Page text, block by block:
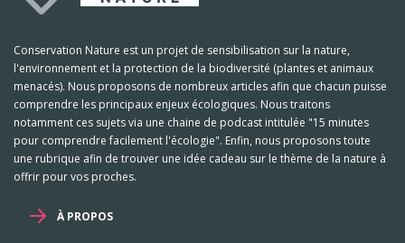
Conservation Nature est un projet de sensibilisation sur la nature,
l'environnement et la protection de la biodiversité (plantes et animaux
menacés). Nous proposons de nombreux articles afin que chacun puisse
comprendre les principaux enjeux écologiques. Nous traitons
notamment ces sujets via une chaine de podcast intitulée "15 minutes
pour comprendre facilement l'écologie". Enfin, nous proposons toute
une rubrique afin de trouver une idée cadeau sur le thème de la nature à
offrir pour vos proches.
À PROPOS